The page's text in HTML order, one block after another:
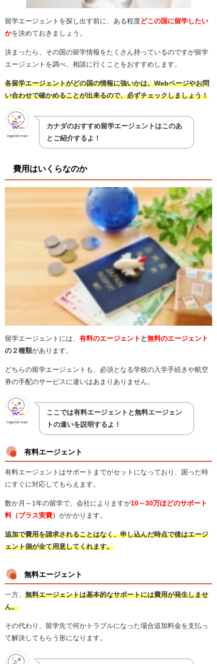
留学エージェントを探し出す前に、ある程度どこの国に留学したい
かを決めておきましょう。
決まったら、その国の留学情報をたくさん持っているのですが留学
エージェントを調べ、相談に行くことをおすすめします。
各留学エージェントがどの国の情報に強いかは、Webページやお問
い合わせで確かめることが出来るので、必ずチェックしましょう！
ingwish man
カナダのおすすめ留学エージェントはこのあ
とご紹介するよ！
費用はいくらなのか
留学エージェントには、 有料のエージェント と無料のエージェント
の２種類があります。
どちらの留学エージェントも、必須となる学校の入学手続きや航空
券の手配のサービスに違いはあまりありません。
ingwish man
ここでは有料エージェントと無料エージェン
トの違いを説明するよ！
有料エージェント
有料エージェントはサポートまでがセットになっており、困った時
にすぐに対応してもらえます。
数か月～1年の留学で、会社によりますが10～30万ほどのサポート
料（プラス実費） がかかります。
追加で費用を請求されることはなく、申し込んだ時点で後はエージ
ェント側が全て用意してくれます。
無料エージェント
一方、 無料エージェントは基本的なサポートには費用が発生しませ
ん。
その代わり、留学先で何かトラブルになった場合追加料金を支払っ
て解決してもらう形になります。